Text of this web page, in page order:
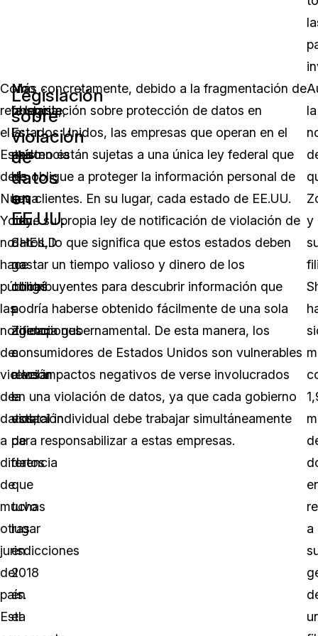
Como
referencia,
el
Estado
de
Nueva
York
no
hace
públicas
las
notificaciones
de
violación
de
datos,
a
diferencia
de
muchas
otras
jurisdicciones
del
país.
Esta
Legislación
sobre
violación
de
datos
en
EE.UU.
No
obstante,
la
existencia
de
la
Ley
SHEILD
no
obligó
a
Zoetop
a
revelar
la
violación
de
datos
que
tuvo
lugar
en
2018
en
el
Más concretamente, debido a la fragmentación de
la legislación sobre protección de datos en
Estados Unidos, las empresas que operan en el
país no están sujetas a una única ley federal que
les obligue a proteger la información personal de
sus clientes. En su lugar, cada estado de EE.UU.
tiene su propia ley de notificación de violación de
datos, lo que significa que estos estados deben
gastar un tiempo valioso y dinero de los
contribuyentes para descubrir información que
podría haberse obtenido fácilmente de una sola
agencia gubernamental. De esta manera, los
consumidores de Estados Unidos son vulnerables
a los impactos negativos de verse involucrados
en una violación de datos, ya que cada gobierno
estatal individual debe trabajar simultáneamente
para responsabilizar a estas empresas.
la
y
a